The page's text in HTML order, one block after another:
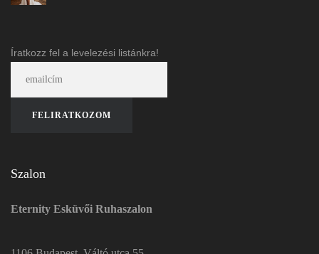
Íratkozz fel a levelezési listánkra!
Szalon
Eternity Esküvői Ruhaszalon